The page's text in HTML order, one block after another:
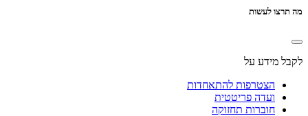
מה תרצו לעשות
לקבל מידע על
הצטרפות להתאחדות
ועדה פריטטית
חוברות תחזוקה